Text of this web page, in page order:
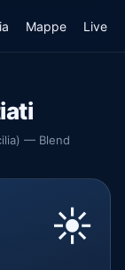
Mappe Live
— Blend
☀️